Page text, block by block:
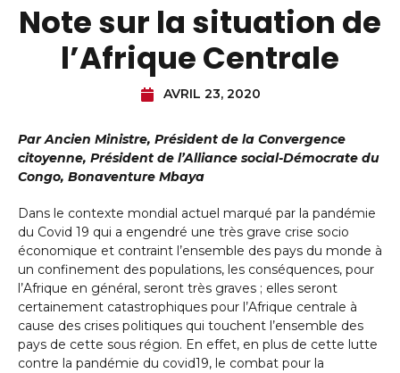
Note sur la situation de
l’Afrique Centrale
AVRIL 23, 2020
Par Ancien Ministre, Président de la Convergence
citoyenne, Président de l’Alliance social-Démocrate du
Congo, Bonaventure Mbaya
Dans le contexte mondial actuel marqué par la pandémie
du Covid 19 qui a engendré une très grave crise socio
économique et contraint l’ensemble des pays du monde à
un confinement des populations, les conséquences, pour
l’Afrique en général, seront très graves ; elles seront
certainement catastrophiques pour l’Afrique centrale à
cause des crises politiques qui touchent l’ensemble des
pays de cette sous région. En effet, en plus de cette lutte
contre la pandémie du covid19, le combat pour la